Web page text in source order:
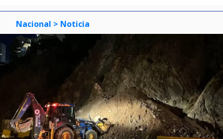
Nacional > Noticia